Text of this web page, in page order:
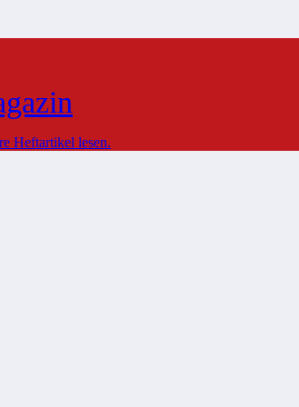
Heftartikel lesen.